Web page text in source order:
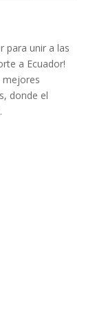
para unir a las
a Ecuador!
mejores
donde el